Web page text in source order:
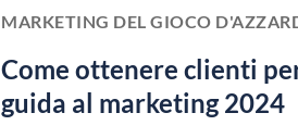
MARKETING DEL GIOCO
Come ottenere clienti
guida al marketing 2024